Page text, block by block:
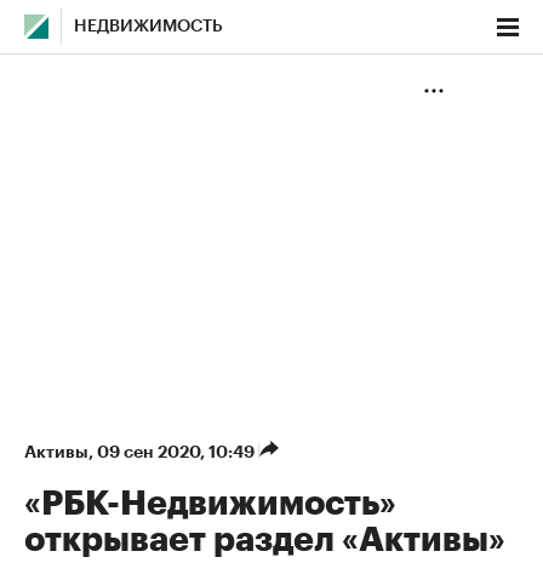
НЕДВИЖИМОСТЬ
Активы⁠, 09 сен 2020, 10:49
«РБК-Недвижимость»
открывает раздел «Активы»